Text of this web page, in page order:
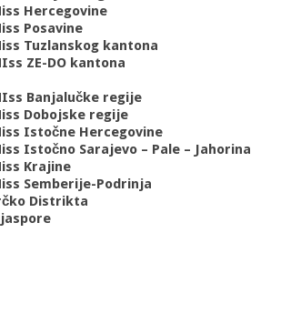
Hercegovine
Posavine
Tuzlanskog kantona
ZE-DO kantona
Banjalučke regije
Dobojske regije
Istočne Hercegovine
Istočno Sarajevo – Pale – Jahorina
Krajine
Semberije-Podrinja
Distrikta